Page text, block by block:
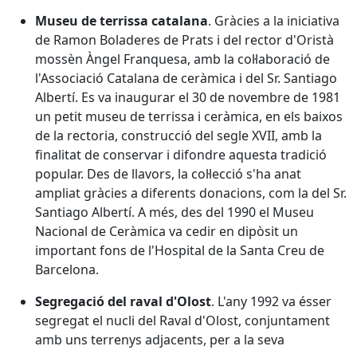
Museu de terrissa catalana. Gràcies a la iniciativa
de Ramon Boladeres de Prats i del rector d'Oristà
mossèn Àngel Franquesa, amb la col·laboració de
l'Associació Catalana de ceràmica i del Sr. Santiago
Albertí. Es va inaugurar el 30 de novembre de 1981
un petit museu de terrissa i ceràmica, en els baixos
de la rectoria, construcció del segle XVII, amb la
finalitat de conservar i difondre aquesta tradició
popular. Des de llavors, la col·lecció s'ha anat
ampliat gràcies a diferents donacions, com la del Sr.
Santiago Albertí. A més, des del 1990 el Museu
Nacional de Ceràmica va cedir en dipòsit un
important fons de l'Hospital de la Santa Creu de
Barcelona.
Segregació del raval d'Olost. L'any 1992 va ésser
segregat el nucli del Raval d'Olost, conjuntament
amb uns terrenys adjacents, per a la seva